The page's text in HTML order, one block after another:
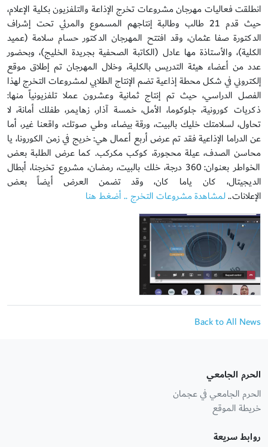
انطلقت فعاليات مهرجان مشروعات تخرج الإذاعة والتلفزيون بكلية الإعلام،
حيث قدم 21 طالب وطالبة إنتاجهم المسموع والمرئي تحت إشراف
الدكتورة صفا عثمان، وقد افتتح المهرجان الدكتور حسام سلامة (عميد
الكلية)، والأستاذة مها عادل (الكاتبة الصحفية بجريدة الخليج)، وبحضور
عدد من أعضاء هيئة التدريس بالكلية، وخلال المهرجان تم إطلاق موقع
إلكتروني في شكل محطة إذاعية تضم الإنتاج الطلابي لمشروعات التخرج لهذا
الفصل الدراسي، حيث تم إنتاج ثمانية وعشرون عملا تلفزيونياً منها:
ذكريات كورونية، جلوكوما، الأمل، خمسة آذار، زهايمر، طفلك أمانة، لا
تحاول، لسلامتك خليك بالبيت، ورقة بيضاء، وطي صوتك، واقعنا غير، أما
عن الدراما الإذاعية فقد تم عرض أربع أعمال هي: خريج في زمن الكورونا، يا
محاسن الصدف، عيلة محجورة، كوكب مكركب. كما عرض الطلبة بعض
الخواطر بعنوان: 360 درجة، خلك بالبيت، رمضان، مشروع تخرجنا، أبطال
الديجيتال، كان ياما كان، وقد تضمن العرض أيضاً بعض
الإعلانات..لمشاهدة مشروعات التخرج .. أضغط هنا
Back to All News
الحرم الجامعي
الحرم الجامعي في عجمان
خريطة الموقع
روابط سريعة